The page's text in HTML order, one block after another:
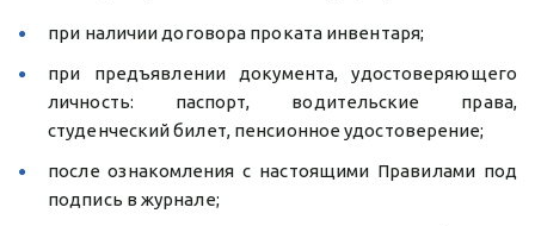
при наличии договора проката инвентаря;
при предъявлении документа, удостоверяющего
личность: паспорт, водительские права,
студенческий билет, пенсионное удостоверение;
после ознакомления с настоящими Правилами под
подпись в журнале;